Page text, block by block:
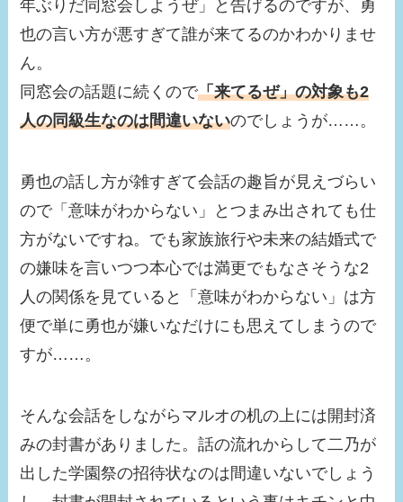
年ぶりだ同窓会しようぜ」と告げるのですが、勇
也の言い方が悪すぎて誰が来てるのかわかりませ
ん。
同窓会の話題に続くので「来てるぜ」の対象も2
人の同級生なのは間違いないのでしょうが……。
勇也の話し方が雑すぎて会話の趣旨が見えづらい
ので「意味がわからない」とつまみ出されても仕
方がないですね。でも家族旅行や未来の結婚式で
の嫌味を言いつつ本心では満更でもなさそうな2
人の関係を見ていると「意味がわからない」は方
便で単に勇也が嫌いなだけにも思えてしまうので
すが……。
そんな会話をしながらマルオの机の上には開封済
みの封書がありました。話の流れからして二乃が
出した学園祭の招待状なのは間違いないでしょう